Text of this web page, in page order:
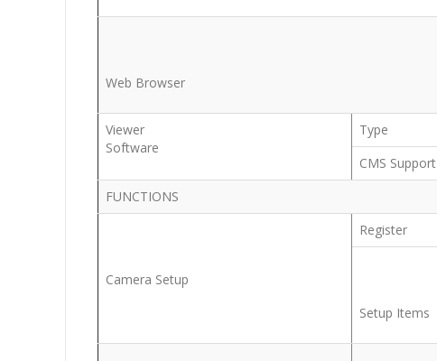
Web Browser
Viewer
Software
Type
CMS Support
FUNCTIONS
Camera Setup
Register
Setup Items